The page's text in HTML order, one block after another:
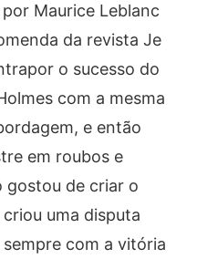
Maurice Leblanc
da revista Je
o sucesso do
com a mesma
e então
em roubos e
gostou de criar o
uma disputa
com a vitória